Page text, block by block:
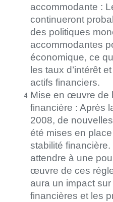
accommodante :
continueront
des politiques
accommodantes
économique, ce
les taux d’intérêt
actifs financiers.
Mise en œuvre de
financière : Après
2008, de
été mises en
stabilité
attendre à une
œuvre de ces
aura un impact
financières et les